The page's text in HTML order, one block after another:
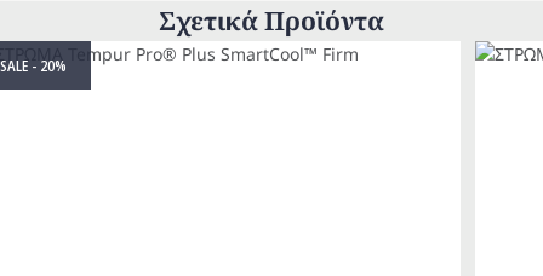
Σχετικά Προϊόντα
SALE - 20%